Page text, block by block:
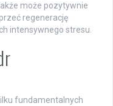
może pozytywnie
regenerację
intensywnego stresu.
fundamentalnych